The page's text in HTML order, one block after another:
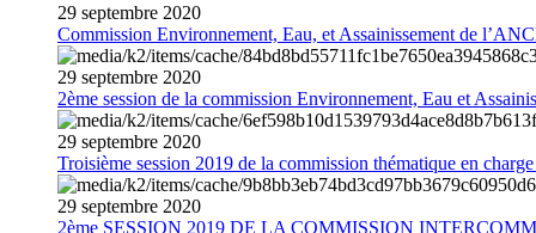
29 septembre 2020
Commission Environnement, Eau, et Assainissement de
29 septembre 2020
2ème session de la commission Environnement, Eau et
29 septembre 2020
Troisième session 2019 de la commission thématique en
29 septembre 2020
2ème SESSION 2019 DE LA COMMISSION